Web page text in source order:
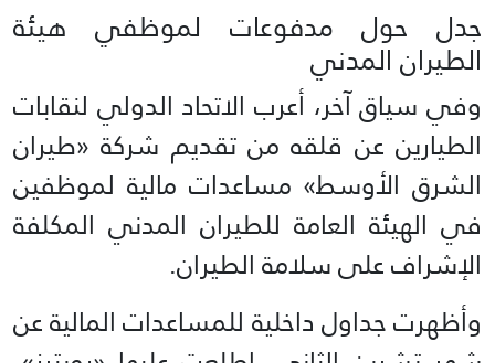
جدل حول مدفوعات لموظفي هيئة
الطيران المدني
وفي سياق آخر، أعرب الاتحاد الدولي لنقابات
الطيارين عن قلقه من تقديم شركة «طيران
الشرق الأوسط» مساعدات مالية لموظفين
في الهيئة العامة للطيران المدني المكلفة
الإشراف على سلامة الطيران.
وأظهرت جداول داخلية للمساعدات المالية عن